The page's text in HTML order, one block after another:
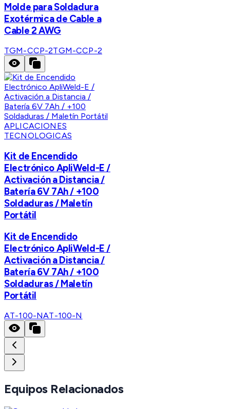
Molde para Soldadura
Exotérmica de Cable a
Cable 2 AWG
TGM-CCP-2TGM-CCP-2
APLICACIONES
TECNOLOGICAS
Kit de Encendido
Electrónico ApliWeld-E /
Activación a Distancia /
Batería 6V 7Ah / +100
Soldaduras / Maletín
Portátil
Kit de Encendido
Electrónico ApliWeld-E /
Activación a Distancia /
Batería 6V 7Ah / +100
Soldaduras / Maletín
Portátil
AT-100-NAT-100-N
Equipos Relacionados